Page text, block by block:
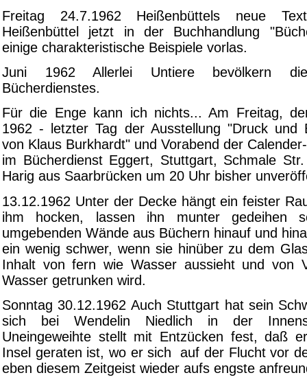
Freitag 24.7.1962 Heißenbüttels neue
Heißenbüttel jetzt in der Buchhandlung
einige charakteristische Beispiele vorlas.
Juni 1962 Allerlei Untiere bevölkern
Bücherdienstes.
Für die Enge kann ich nichts... Am Freitag,
1962 - letzter Tag der Ausstellung "Druck und
von Klaus Burkhardt" und Vorabend der
im Bücherdienst Eggert, Stuttgart, Schmale
Harig aus Saarbrücken um 20 Uhr bisher
13.12.1962 Unter der Decke hängt ein feister
ihm hocken, lassen ihn munter gedeihen
umgebenden Wände aus Büchern hinauf und
ein wenig schwer, wenn sie hinüber zu dem
Inhalt von fern wie Wasser aussieht und von
Wasser getrunken wird.
Sonntag 30.12.1962 Auch Stuttgart hat sein
sich bei Wendelin Niedlich in der
Uneingeweihte stellt mit Entzücken fest, daß
Insel geraten ist, wo er sich auf der Flucht vor
eben diesem Zeitgeist wieder aufs engste